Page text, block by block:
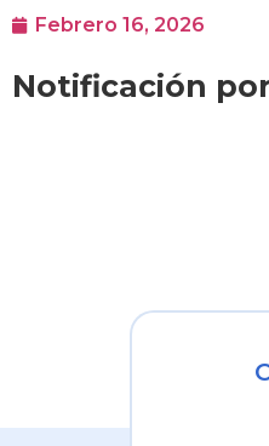
Febrero 16, 2026
Notificación por